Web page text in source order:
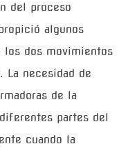
del proceso
algunos
los dos movimientos
La necesidad de
de la
partes del
cuando la